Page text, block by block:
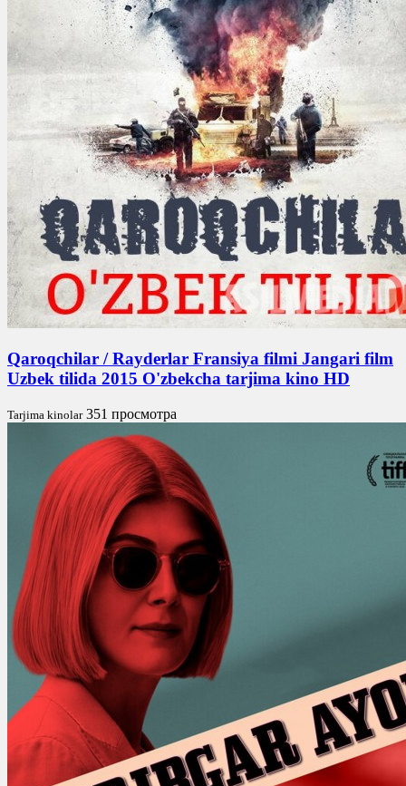
Qaroqchilar / Rayderlar Fransiya filmi Jangari film
Uzbek tilida 2015 O'zbekcha tarjima kino HD
Tarjima kinolar 351 просмотра